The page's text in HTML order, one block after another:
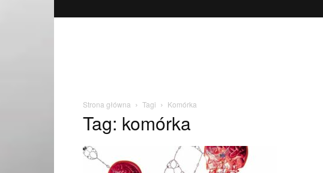
Strona główna Tagi Komórka
Tag: komórka